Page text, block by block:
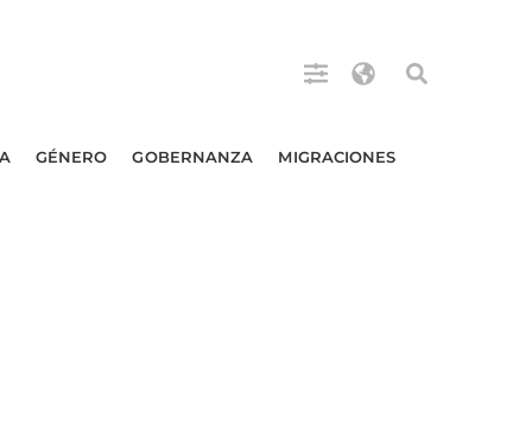
GÉNERO GOBERNANZA MIGRACIONES